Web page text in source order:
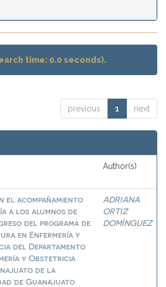
time: 0.0 seconds).
previous 1 next
Author(s)
el acompañamiento
a los alumnos de
del programa de
en Enfermería y
del Departamento
y Obstetricia
de la
de Guanajuato
ADRIANA
ORTIZ
DOMÍNGUEZ